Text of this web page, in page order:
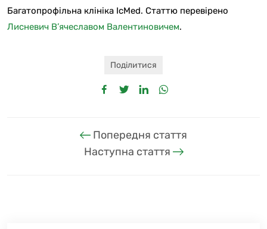
Багатопрофільна клініка IcMed. Статтю перевірено
Лисневич В’ячеславом Валентиновичем.
Поділитися
Попередня стаття
Наступна стаття